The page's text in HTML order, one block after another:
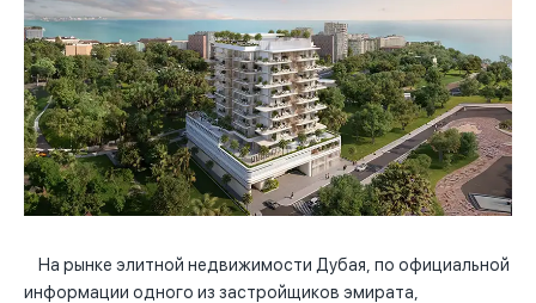
На рынке элитной недвижимости Дубая, по официальной
информации одного из застройщиков эмирата,